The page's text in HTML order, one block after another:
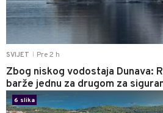
SVIJET Pre 2 h
Zbog niskog vodostaja Dunava:
barže jednu za drugom za
6 slika